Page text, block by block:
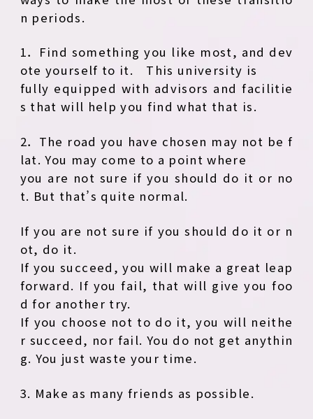
n periods.
1． Find something you like most, and dev
ote yourself to it. This university is
fully equipped with advisors and facilitie
s that will help you find what that is.
2． The road you have chosen may not be f
lat. You may come to a point where
you are not sure if you should do it or no
t. But that’s quite normal.
If you are not sure if you should do it or n
ot, do it.
If you succeed, you will make a great leap
forward. If you fail, that will give you foo
d for another try.
If you choose not to do it, you will neithe
r succeed, nor fail. You do not get anythin
g. You just waste your time.
3. Make as many friends as possible.